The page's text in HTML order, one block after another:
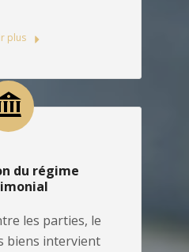
plus
du régime
les parties, le
biens intervient